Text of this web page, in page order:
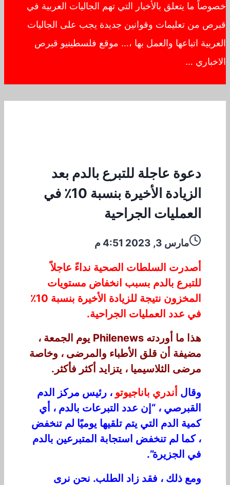
خصوصاً ما يتعلق بالأخبار التي تهم الجاليات العربية في
قبرص من تعليمات وقوانين جديدة يجب على الجاليات
العربية اتباعها والعمل بها ،… موقع فلسطينيو قبرص
الاخباري …
دعوة عاجلة للتبرع بالدم بعد
الزيادة الأخيرة بنسبة 10٪ في
العمليات الجراحية
مارس 3, 2023 4:51 م
أصدرت السلطات الصحية نداءً عاجلاً
للتبرع بالدم بسبب انخفاض مستويات
المخزون نتيجة للزيادة الأخيرة بنسبة 10٪
في عدد العمليات الجراحية.
هذا ما أوردته Philenews يوم الجمعة ،
مضيفة أن قلق الأطباء والمرضى ، وخاصة
مرضى الثلاسيميا ، يتزايد أكثر فأكثر.
وقال أندري باناجيوتو ، رئيس مركز الدم
القبرصي ، “إن عدد التبرعات بالدم ، أي
كمية الدم التي يتم تلقيها يوميًا لم تنخفض
، كما لم تنخفض استجابة المتبرعين بالدم
في الجزيرة”.
ومع ذلك ، فقد زاد الطلب. نحن نرى